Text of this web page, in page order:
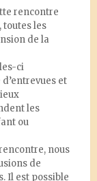
rencontre
toutes les
de la
ci
et
les
ou
nous
de
Il est possible